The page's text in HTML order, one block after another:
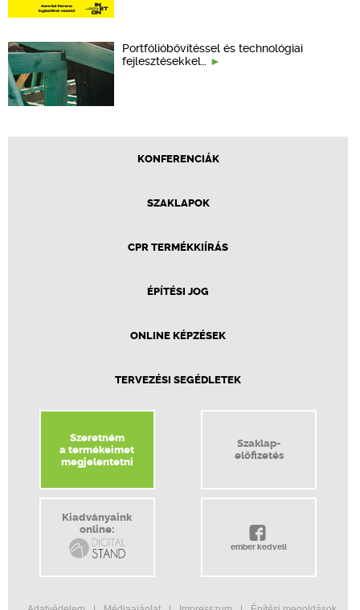
Portfólióbővítéssel és technológiai
fejlesztésekkel…
KONFERENCIÁK
SZAKLAPOK
CPR TERMÉKKIÍRÁS
ÉPÍTÉSI JOG
ONLINE KÉPZÉSEK
TERVEZÉSI SEGÉDLETEK
Szeretném
a termékeimet
megjelentetni
Szaklap-
előfizetés
Kiadványaink
online:
ember kedveli